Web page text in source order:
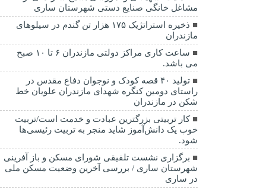
مشاغل خانگی صنایع دستی شهرستان ساری
ذخیره استراتژیک ۱۷۵ هزار تن گندم در سیلوهای
مازندران
ساعت کاری مراکز دولتی مازندران ۶ تا ۱۰ صبح
می باشد.
تولید ۴۰ قصه کودک و نوجوان دفاع مقدس در
راستای دومین کنگره شهدای مازندران علویان خط
شکن در مازندران
کار تربیتی بزرگترین عبادت و خدمت است/تربیت
خوب یک دانش‌آموز شاید منجر به تربیت رئیسی‌ها
شود.
برگزاری ‌نشست تلفیقی شورای مسکن و باز آفرینی
شهرستان ساری / بررسی آخرین وضعیت مسکن ملی
در ساری